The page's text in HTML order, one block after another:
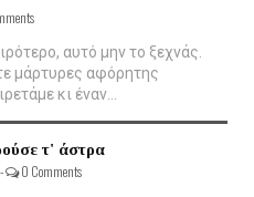
αυτό μην το ξεχνάς.
μάρτυρες αφόρητης
κι έναν...
τ' άστρα
0 Comments